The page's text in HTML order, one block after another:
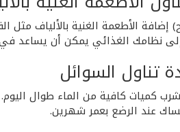
إضافة الأطعمة الغنية بالألياف
نظامك الغذائي يمكن أن يساعد
كميات كافية من الماء طوال
عند الرضع بعمر شهرين.